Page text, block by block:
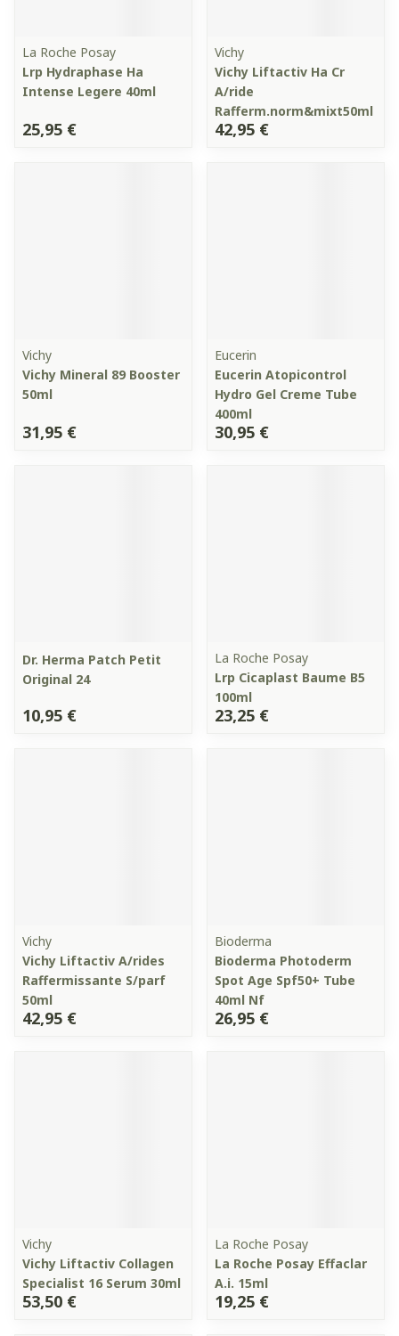
La Roche Posay
Lrp Hydraphase Ha
Intense Legere 40ml
25,95 €
Vichy
Vichy Liftactiv Ha Cr
A/ride
Rafferm.norm&mixt50ml
42,95 €
Vichy
Vichy Mineral 89 Booster
50ml
31,95 €
Eucerin
Eucerin Atopicontrol
Hydro Gel Creme Tube
400ml
30,95 €
Dr. Herma Patch Petit
Original 24
10,95 €
La Roche Posay
Lrp Cicaplast Baume B5
100ml
23,25 €
Vichy
Vichy Liftactiv A/rides
Raffermissante S/parf
50ml
42,95 €
Bioderma
Bioderma Photoderm
Spot Age Spf50+ Tube
40ml Nf
26,95 €
Vichy
Vichy Liftactiv Collagen
Specialist 16 Serum 30ml
53,50 €
La Roche Posay
La Roche Posay Effaclar
A.i. 15ml
19,25 €